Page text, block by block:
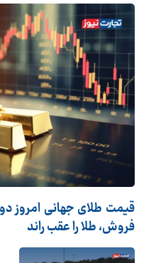
فروش، طلا را عقب راند